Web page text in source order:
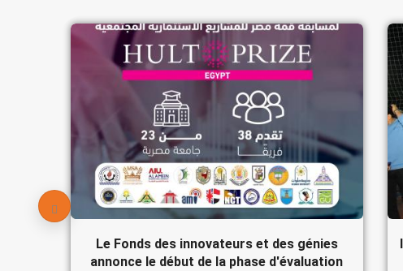
Le Fonds des innovateurs et des génies
annonce le début de la phase d'évaluation